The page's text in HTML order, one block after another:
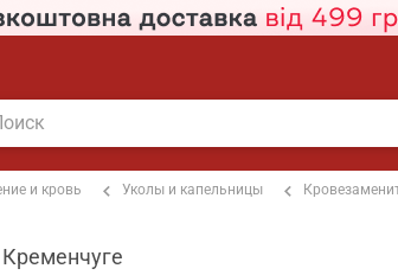
и кровь Уколы и капельницы